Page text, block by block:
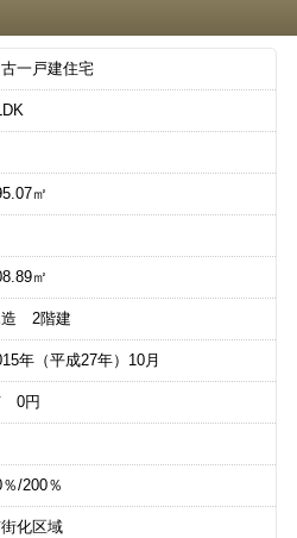
一戸建住宅
㎡
㎡
造 2階建
年（平成27年）10月
0円
/200％
化区域